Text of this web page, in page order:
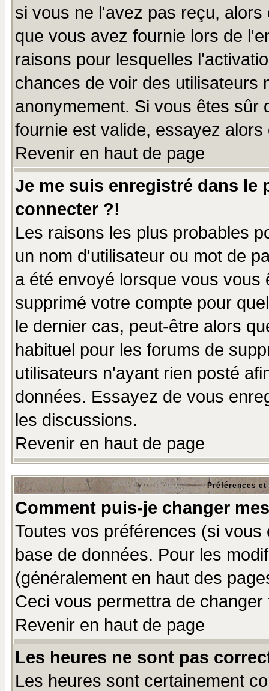
si vous ne l'avez pas reçu,
que vous avez fournie lors de
raisons pour lesquelles
chances de voir des utilisateurs
anonymement. Si vous êtes sûr
fournie est valide, essayez
Revenir en haut de page
Je me suis enregistré dans le
connecter ?!
Les raisons les plus probables
un nom d'utilisateur ou mot de
a été envoyé lorsque vous
supprimé votre compte pour
le dernier cas, peut-être alors
habituel pour les forums de
utilisateurs n'ayant rien posté
données. Essayez de vous
les discussions.
Revenir en haut de page
Préférences
Comment puis-je changer
Toutes vos préférences (si
base de données. Pour les
(généralement en haut des
Ceci vous permettra de
Revenir en haut de page
Les heures ne sont pas
Les heures sont certainement